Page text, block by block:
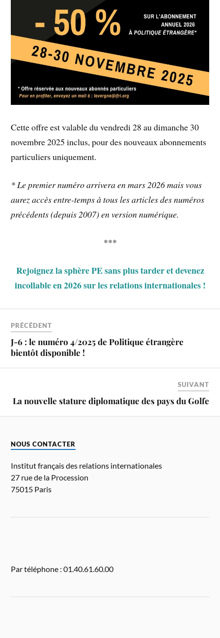
Cette offre est valable du vendredi 28 au dimanche 30
novembre 2025 inclus, pour des nouveaux abonnements
particuliers uniquement.
* Le premier numéro arrivera en mars 2026 mais vous
aurez accès entre-temps à tous les articles des numéros
précédents (depuis 2007) en version numérique.
***
Rejoignez la sphère PE sans plus tarder et devenez
incollable en 2026 sur les relations internationales !
PRÉCÉDENT
J-6 : le numéro 4/2025 de Politique étrangère
bientôt disponible !
SUIVANT
La nouvelle stature diplomatique des pays du Golfe
NOUS CONTACTER
Institut français des relations internationales
27 rue de la Procession
75015 Paris
Par téléphone : 01.40.61.60.00